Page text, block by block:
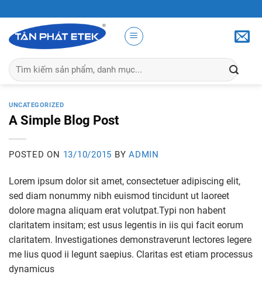
to
content
Tìm
kiếm:
UNCATEGORIZED
A Simple Blog Post
POSTED ON 13/10/2015 BY ADMIN
Lorem ipsum dolor sit amet, consectetuer adipiscing elit,
sed diam nonummy nibh euismod tincidunt ut laoreet
dolore magna aliquam erat volutpat.Typi non habent
claritatem insitam; est usus legentis in iis qui facit eorum
claritatem. Investigationes demonstraverunt lectores legere
me lius quod ii legunt saepius. Claritas est etiam processus
dynamicus